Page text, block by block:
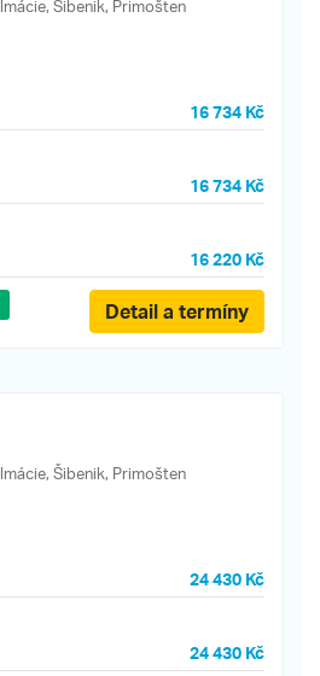
Šibenik, Primošten
16 734 Kč
16 734 Kč
16 220 Kč
Detail a termíny
Šibenik, Primošten
24 430 Kč
24 430 Kč